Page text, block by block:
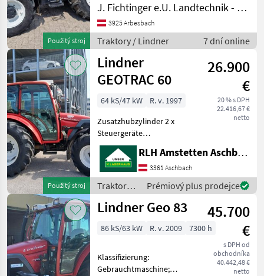
Použitý stroj
Faster Unterteil und
Einhebelbedienung,
Lindner Fronthydraulik, 2
Anschlüsse nach vorne zu
Anfahrsch
J. Fichtinger e.U. Landtechnik - Metalltechnik
3925 Arbesbach
Traktory / Lindner 7 dní online
Použitý stroj
Lindner
GEOTRAC 60
26.900
€
20 % s DPH
22.416,67 €
netto
64 kS/47 kW
R. v. 1997
Zusatzhubzylinder 2 x
Steuergeräte
doppeltwirkend Service u.
Pickerl neu Bj. 10/1997 8430
Bh Preis inkl. 13% MwSt.
Beznáporov tlaková,
spiatkovo-tečúca vetva, Će
RLH Amstetten Aschbach
3361 Aschbach
Traktory /
Lindner
Prémiový plus prodejce
Lindner Geo 83
45.700
€
s DPH od
obchodníka
40.442,48 €
netto
86 kS/63 kW R. v. 2009 7300 h
Klassifizierung:
Gebrauchtmaschine;